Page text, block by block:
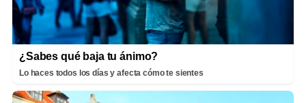
¿Sabes qué baja tu ánimo?
Lo haces todos los días y afecta cómo te sientes